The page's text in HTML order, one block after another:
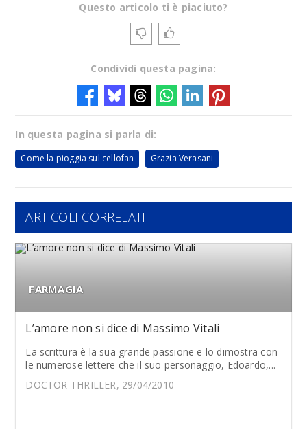
Questo articolo ti è piaciuto?
Condividi questa pagina:
In questa pagina si parla di:
Come la pioggia sul cellofan Grazia Verasani
ARTICOLI CORRELATI
FARMAGIA
L’amore non si dice di Massimo Vitali
La scrittura è la sua grande passione e lo dimostra con
le numerose lettere che il suo personaggio, Edoardo,...
DOCTOR THRILLER, 29/04/2010